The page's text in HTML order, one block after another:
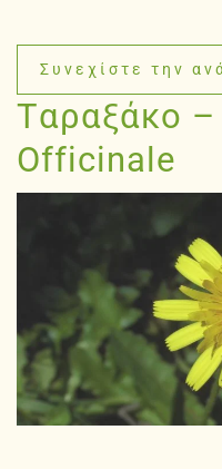
Συνεχίστε την
Tαραξάκο –
Officinale